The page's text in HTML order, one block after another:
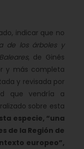
indicar que no
de los árboles y
, de Ginés
y más completa
y revisada por
que vendría a
sobre esta
especie, “una
de la Región de
europeo”,